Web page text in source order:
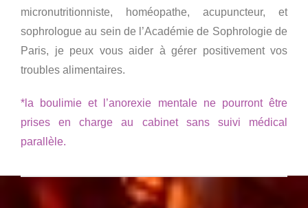
micronutritionniste, homéopathe, acupuncteur, et
sophrologue au sein de l’Académie de Sophrologie de
Paris, je peux vous aider à gérer positivement vos
troubles alimentaires.
*la boulimie et l’anorexie mentale ne pourront être
prises en charge au cabinet sans suivi médical
parallèle.